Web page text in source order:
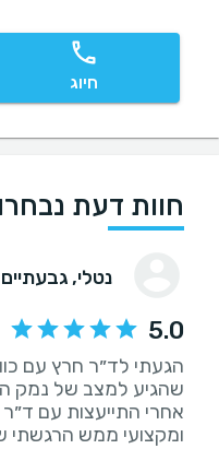
חיוג
חוות דעת
נטלי, גבעתיים
5.0
אחרי התייעצות עם
ומקצועי ממש הרגשתי